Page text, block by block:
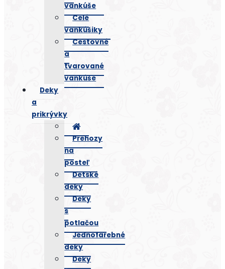
vankúše
Celé
vankúšiky
Cestovné
a
tvarované
vankúše
Deky
a
prikrývky
Prehozy
na
posteľ
Detské
deky
Deky
s
potlačou
Jednofarebné
deky
Deky